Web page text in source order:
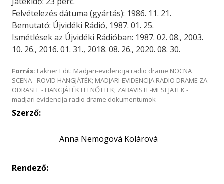
Felvételezés dátuma (gyártás): 1986. 11. 21.
Bemutató: Újvidéki Rádió, 1987. 01. 25.
Ismétlések az Újvidéki Rádióban: 1987. 02. 08., 2003.
10. 26., 2016. 01. 31., 2018. 08. 26., 2020. 08. 30.
Forrás: Lakner Edit: Madjari-evidencija radio drame NOCNA
SCENA - RÖVID HANGJÁTÉK; MADJARI-EVIDENCIJA RADIO DRAME ZA
ODRASLE - HANGJÁTÉK FELNŐTTEK; ZABAVISTE-MESEJATEK -
madjari evidencija radio drame dokumentumok
Szerző:
Anna Nemogová Kolárová
Rendező: